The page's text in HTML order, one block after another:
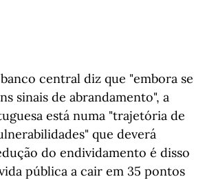
central diz que "embora se
sinais de abrandamento", a
está numa "trajetória de
que deverá
do endividamento é disso
pública a cair em 35 pontos